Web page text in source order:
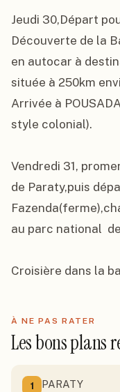
Jeudi 30,Départ
Découverte de la
en autocar à
située à 250km
Arrivée à
style colonial).
Vendredi 31,
de Paraty,puis
au parc national
Croisière dans la
À NE PAS RATER
Les bons plans
1 PARATY